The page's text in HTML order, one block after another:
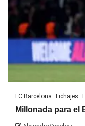
FC Barcelona Fichajes
Millonada para el